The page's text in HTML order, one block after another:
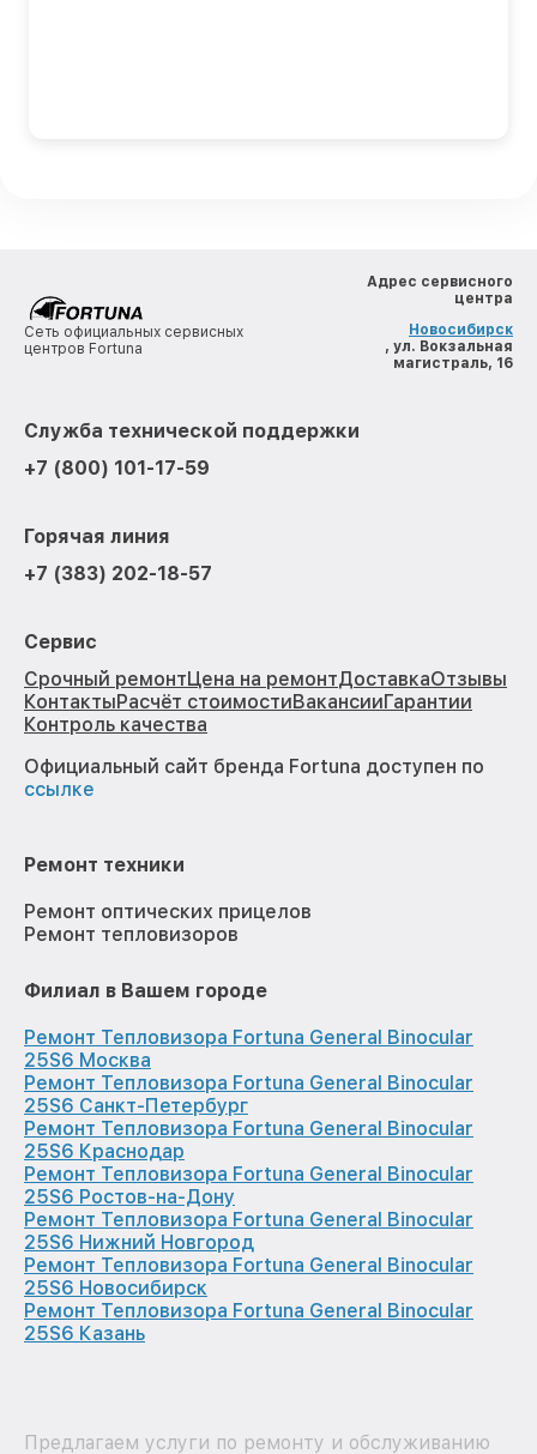
Сеть официальных сервисных
центров Fortuna
Адрес сервисного
центра
Новосибирск
, ул. Вокзальная
магистраль, 16
Служба технической поддержки
+7 (800) 101-17-59
Горячая линия
+7 (383) 202-18-57
Сервис
Срочный ремонтЦена на ремонтДоставкаОтзывы
КонтактыРасчёт стоимостиВакансииГарантии
Контроль качества
Официальный сайт бренда Fortuna доступен по
ссылке
Ремонт техники
Ремонт оптических прицелов
Ремонт тепловизоров
Филиал в Вашем городе
Ремонт Тепловизора Fortuna General Binocular
25S6 Москва
Ремонт Тепловизора Fortuna General Binocular
25S6 Санкт-Петербург
Ремонт Тепловизора Fortuna General Binocular
25S6 Краснодар
Ремонт Тепловизора Fortuna General Binocular
25S6 Ростов-на-Дону
Ремонт Тепловизора Fortuna General Binocular
25S6 Нижний Новгород
Ремонт Тепловизора Fortuna General Binocular
25S6 Новосибирск
Ремонт Тепловизора Fortuna General Binocular
25S6 Казань
Предлагаем услуги по ремонту и обслуживанию